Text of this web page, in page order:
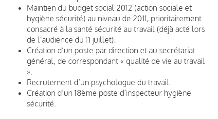
Maintien du budget social 2012 (action sociale et
hygiène sécurité) au niveau de 2011, prioritairement
consacré à la santé sécurité au travail (déjà acté lors
de l’audience du 11 juillet).
Création d’un poste par direction et au secrétariat
général, de correspondant « qualité de vie au travail
».
Recrutement d’un psychologue du travail.
Création d’un 18ème poste d’inspecteur hygiène
sécurité.